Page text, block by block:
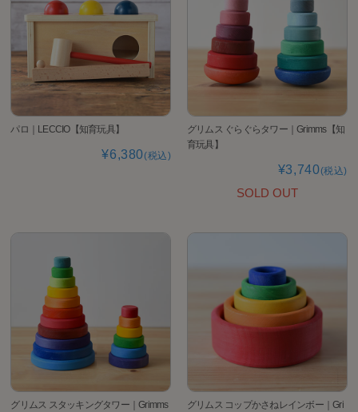
パロ｜LECCIO【知育玩具】
¥6,380(税込)
グリムス ぐらぐらタワー｜Grimms【知
育玩具】
¥3,740(税込)
SOLD OUT
グリムス スタッキングタワー｜Grimms
グリムス コップかさねレインボー｜Gri